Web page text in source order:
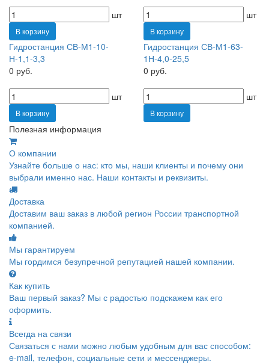
шт
В корзину
шт
В корзину
Гидростанция СВ-М1-10-
Н-1,1-3,3
0 руб.
шт
В корзину
Гидростанция СВ-М1-63-
1Н-4,0-25,5
0 руб.
шт
В корзину
Полезная информация
О компании
Узнайте больше о нас: кто мы, наши клиенты и почему они
выбрали именно нас. Наши контакты и реквизиты.
Доставка
Доставим ваш заказ в любой регион России транспортной
компанией.
Мы гарантируем
Мы гордимся безупречной репутацией нашей компании.
Как купить
Ваш первый заказ? Мы с радостью подскажем как его
оформить.
Всегда на связи
Связаться с нами можно любым удобным для вас способом:
e-mail, телефон, социальные сети и мессенджеры.